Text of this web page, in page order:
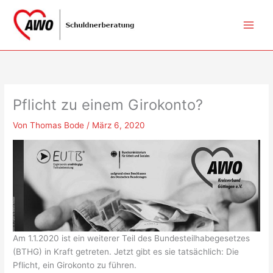
Inhalt
springen
Pflicht zu einem Girokonto?
VonThomas Bode/ März 6, 2020
Am 1.1.2020 ist ein weiterer Teil des Bundesteilhabegesetzes
(BTHG) in Kraft getreten. Jetzt gibt es sie tatsächlich: Die
Pflicht, ein Girokonto zu führen.